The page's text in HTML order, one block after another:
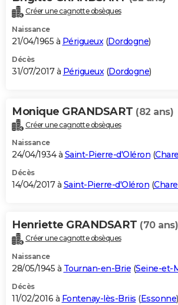
Créer une cagnotte obsèques
Naissance
21/04/1965 à Périgueux (Dordogne)
Décès
31/07/2017 à Périgueux (Dordogne)
Monique GRANDSART (82 ans)
Créer une cagnotte obsèques
Naissance
24/04/1934 à Saint-Pierre-d'Oléron (
Décès
14/04/2017 à Saint-Pierre-d'Oléron (
Henriette GRANDSART (70 ans)
Créer une cagnotte obsèques
Naissance
28/05/1945 à Tournan-en-Brie (Seine-et-
Décès
11/02/2016 à Fontenay-lès-Briis (Essonne)